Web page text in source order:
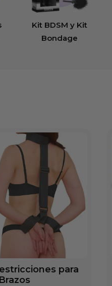
Kit BDSM y Kit
Bondage
para